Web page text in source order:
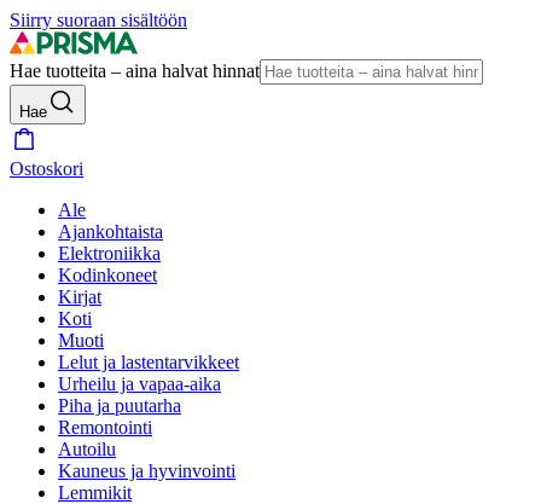
Siirry suoraan sisältöön
Hae tuotteita – aina halvat hinnat
Hae
Ostoskori
Ale
Ajankohtaista
Elektroniikka
Kodinkoneet
Kirjat
Koti
Muoti
Lelut ja lastentarvikkeet
Urheilu ja vapaa-aika
Piha ja puutarha
Remontointi
Autoilu
Kauneus ja hyvinvointi
Lemmikit